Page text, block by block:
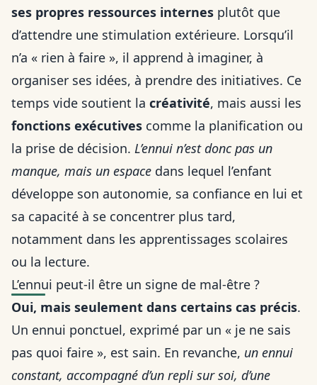
ses propres ressources internes plutôt que
d’attendre une stimulation extérieure. Lorsqu’il
n’a « rien à faire », il apprend à imaginer, à
organiser ses idées, à prendre des initiatives. Ce
temps vide soutient la créativité, mais aussi les
fonctions exécutives comme la planification ou
la prise de décision. L’ennui n’est donc pas un
manque, mais un espace dans lequel l’enfant
développe son autonomie, sa confiance en lui et
sa capacité à se concentrer plus tard,
notamment dans les apprentissages scolaires
ou la lecture.
L’ennui peut-il être un signe de mal-être ?
Oui, mais seulement dans certains cas précis.
Un ennui ponctuel, exprimé par un « je ne sais
pas quoi faire », est sain. En revanche, un ennui
constant, accompagné d’un repli sur soi, d’une